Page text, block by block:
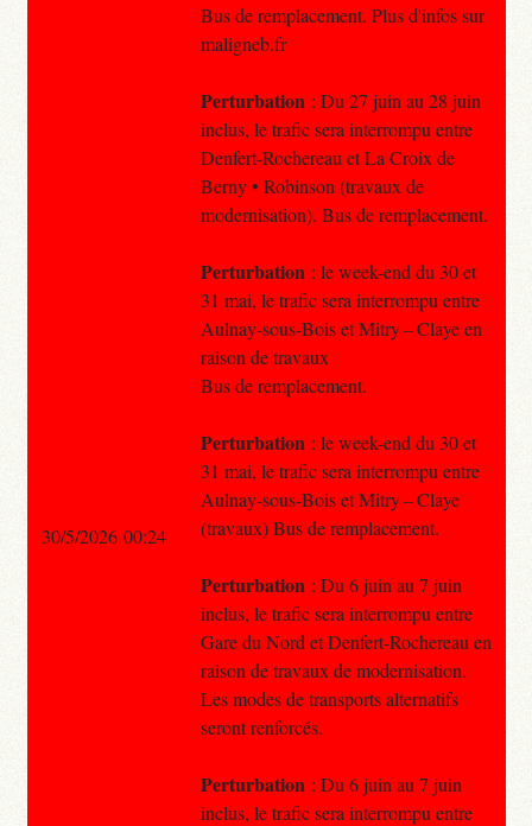
Bus de remplacement. Plus d'infos sur
maligneb.fr
Perturbation : Du 27 juin au 28 juin
inclus, le trafic sera interrompu entre
Denfert-Rochereau et La Croix de
Berny • Robinson (travaux de
modernisation). Bus de remplacement.
Perturbation : le week-end du 30 et
31 mai, le trafic sera interrompu entre
Aulnay-sous-Bois et Mitry – Claye en
raison de travaux
Bus de remplacement.
Perturbation : le week-end du 30 et
31 mai, le trafic sera interrompu entre
Aulnay-sous-Bois et Mitry – Claye
(travaux) Bus de remplacement.
Perturbation : Du 6 juin au 7 juin
inclus, le trafic sera interrompu entre
Gare du Nord et Denfert-Rochereau en
raison de travaux de modernisation.
Les modes de transports alternatifs
seront renforcés.
Perturbation : Du 6 juin au 7 juin
inclus, le trafic sera interrompu entre
30/5/2026 00:24